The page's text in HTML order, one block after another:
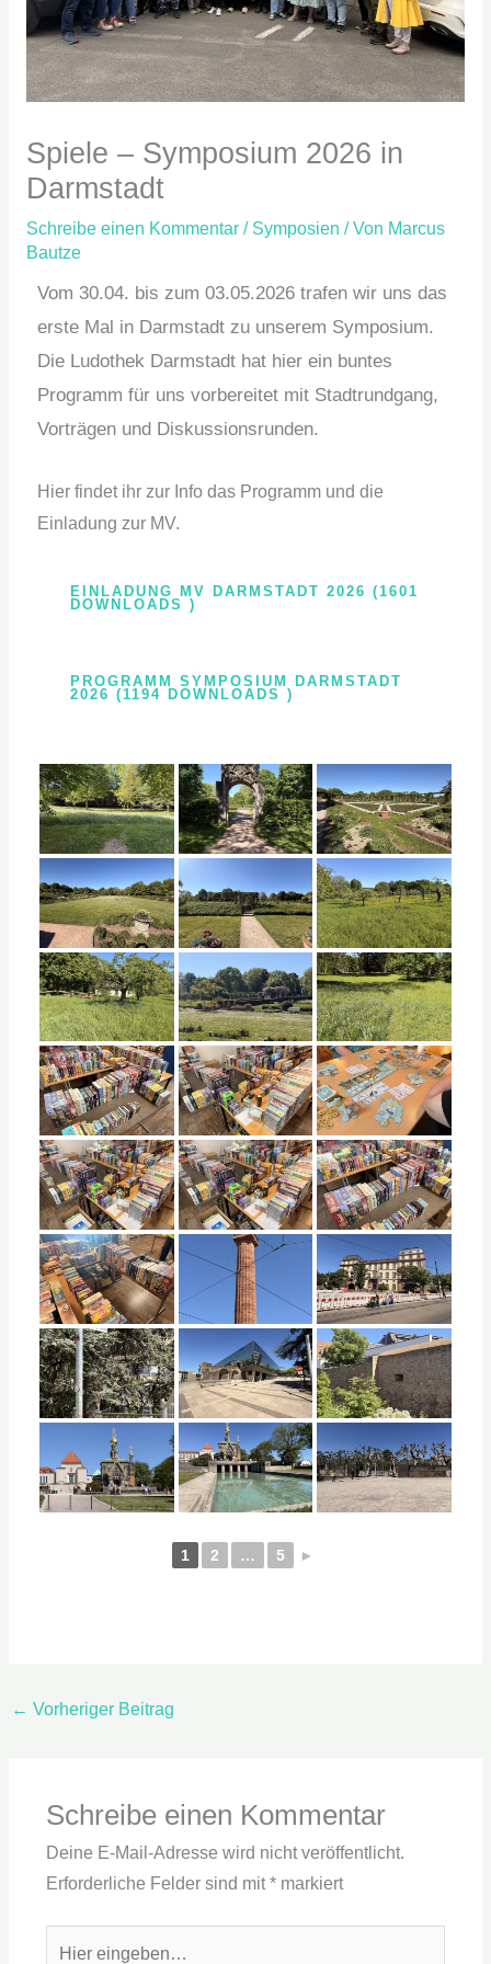
Spiele – Symposium 2026 in
Darmstadt
Schreibe einen Kommentar / Symposien / Von Marcus
Bautze
Vom 30.04. bis zum 03.05.2026 trafen wir uns das
erste Mal in Darmstadt zu unserem Symposium.
Die Ludothek Darmstadt hat hier ein buntes
Programm für uns vorbereitet mit Stadtrundgang,
Vorträgen und Diskussionsrunden.
Hier findet ihr zur Info das Programm und die
Einladung zur MV.
EINLADUNG MV DARMSTADT 2026 (1601
DOWNLOADS )
PROGRAMM SYMPOSIUM DARMSTADT
2026 (1194 DOWNLOADS )
1 2 … 5 ►
← Vorheriger Beitrag
Schreibe einen Kommentar
Deine E-Mail-Adresse wird nicht veröffentlicht.
Erforderliche Felder sind mit*markiert